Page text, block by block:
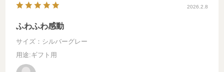
2026.2.8
ふわふわ感動
サイズ：シルバーグレー
用途:ギフト用